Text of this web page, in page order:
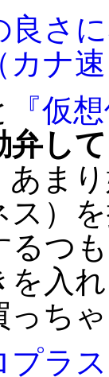
良さ
カナ
『仮
弁し
あま
ス）
るつ
を入
っち
プラ